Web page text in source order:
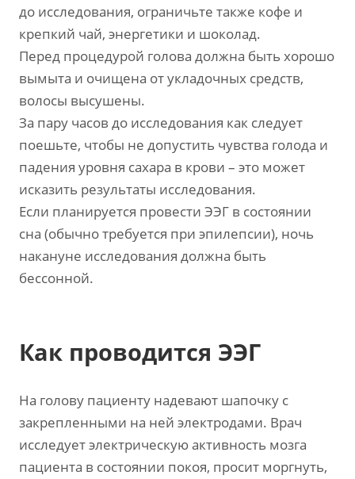
до исследования, ограничьте также кофе и
крепкий чай, энергетики и шоколад.
Перед процедурой голова должна быть хорошо
вымыта и очищена от укладочных средств,
волосы высушены.
За пару часов до исследования как следует
поешьте, чтобы не допустить чувства голода и
падения уровня сахара в крови – это может
исказить результаты исследования.
Если планируется провести ЭЭГ в состоянии
сна (обычно требуется при эпилепсии), ночь
накануне исследования должна быть
бессонной.
Как проводится ЭЭГ
На голову пациенту надевают шапочку с
закрепленными на ней электродами. Врач
исследует электрическую активность мозга
пациента в состоянии покоя, просит моргнуть,